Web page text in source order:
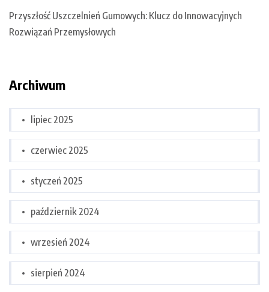
Przyszłość Uszczelnień Gumowych: Klucz do Innowacyjnych
Rozwiązań Przemysłowych
Archiwum
lipiec 2025
czerwiec 2025
styczeń 2025
październik 2024
wrzesień 2024
sierpień 2024